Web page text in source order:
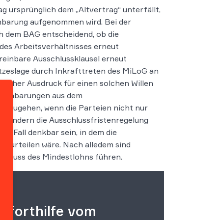
ursprünglich dem „Altvertrag“ unterfällt,
aufgenommen wird. Bei der
BAG entscheidend, ob die
Arbeitsverhältnisses erneut
Ausschlussklausel erneut
durch Inkrafttreten des MiLoG an
Ausdruck für einen solchen Willen
aus dem
wenn die Parteien nicht nur
die Ausschlussfristenregelung
Fall denkbar sein, in dem die
wäre. Nach alledem sind
des Mindestlohns führen.
Soforthilfe vom